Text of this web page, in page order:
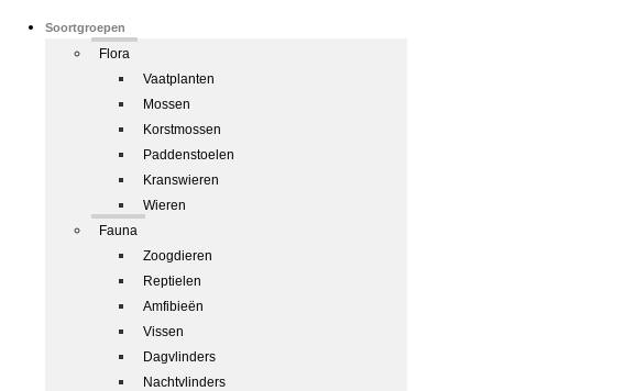
Soortgroepen
Flora
Vaatplanten
Mossen
Korstmossen
Paddenstoelen
Kranswieren
Wieren
Fauna
Zoogdieren
Reptielen
Amfibieën
Vissen
Dagvlinders
Nachtvlinders